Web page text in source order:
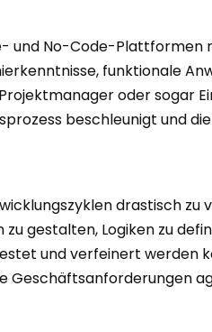
No-Code-Plattformen
funktionale
oder sogar
beschleunigt und
drastisch zu
gestalten, Logiken zu
und verfeinert werden
Geschäftsanforderungen